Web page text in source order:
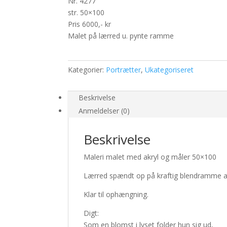
str. 50×100
Pris 6000,- kr
Malet på lærred u. pynte ramme
Kategorier: Portrætter,Ukategoriseret
Beskrivelse
Anmeldelser (0)
Beskrivelse
Maleri malet med akryl og måler 50×100
Lærred spændt op på kraftig blendramme
Klar til ophængning.
Digt:
Som en blomst i lyset folder hun sig ud,